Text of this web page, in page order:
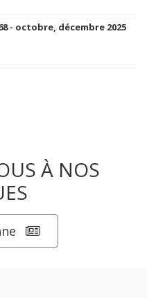
- octobre, décembre 2025
À NOS